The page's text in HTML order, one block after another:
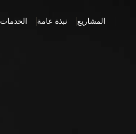
المشاريع نبذة عامة الخدمات